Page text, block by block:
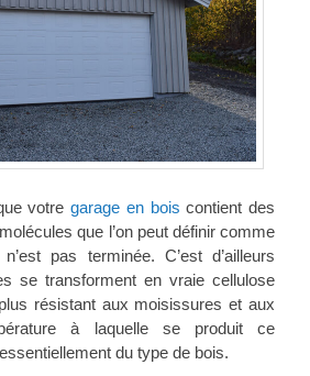
votregarage en bois contient des
que l’on peut définir comme
pas terminée. C’est d’ailleurs
se transforment en vraie cellulose
résistant aux moisissures et aux
à laquelle se produit ce
du type de bois.